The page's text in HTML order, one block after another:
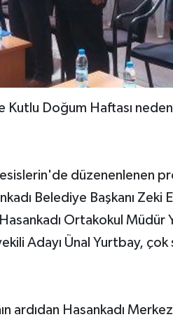
Kutlu Doğum Haftası
düzenenlenen
Belediye Başkanı Zeki
Ortakokul Müdür
Adayı Ünal Yurtbay, çok
ardıdan Hasankadı